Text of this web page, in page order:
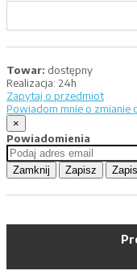
Towar: dostępny
Realizacja: 24h
Zapytaj o przedmiot
Powiadom mnie o zmianie
×
Powiadomienia
Zamknij Zapisz